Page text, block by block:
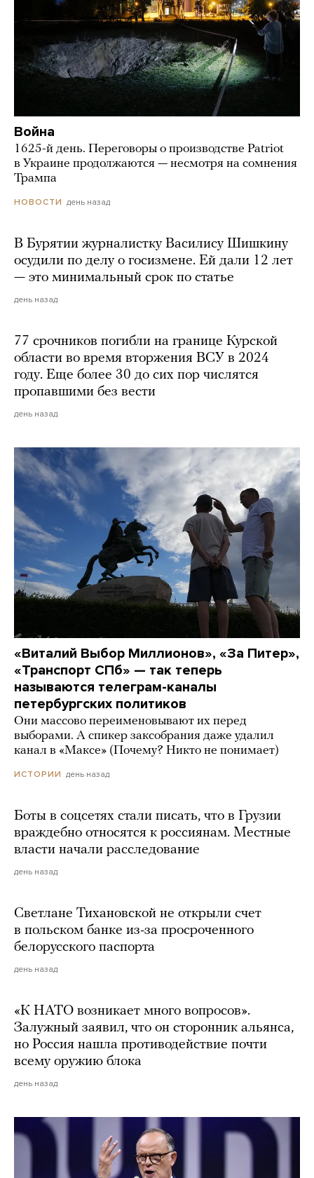
Война
1625-й день. Переговоры о производстве Patriot
в Украине продолжаются — несмотря на сомнения
Трампа
НОВОСТИ день назад
В Бурятии журналистку Василису Шишкину
осудили по делу о госизмене. Ей дали 12 лет
— это минимальный срок по статье
день назад
77 срочников погибли на границе Курской
области во время вторжения ВСУ в 2024
году. Еще более 30 до сих пор числятся
пропавшими без вести
день назад
«Виталий Выбор Миллионов», «За Питер»,
«Транспорт СПб» — так теперь
называются телеграм-каналы
петербургских политиков
Они массово переименовывают их перед
выборами. А спикер заксобрания даже удалил
канал в «Максе» (Почему? Никто не понимает)
ИСТОРИИ день назад
Боты в соцсетях стали писать, что в Грузии
враждебно относятся к россиянам. Местные
власти начали расследование
день назад
Светлане Тихановской не открыли счет
в польском банке из-за просроченного
белорусского паспорта
день назад
«К НАТО возникает много вопросов».
Залужный заявил, что он сторонник альянса,
но Россия нашла противодействие почти
всему оружию блока
день назад